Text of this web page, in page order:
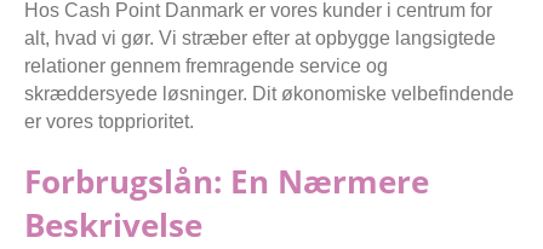
Hos Cash Point Danmark er vores kunder i centrum for
alt, hvad vi gør. Vi stræber efter at opbygge langsigtede
relationer gennem fremragende service og
skræddersyede løsninger. Dit økonomiske velbefindende
er vores topprioritet.
Forbrugslån: En Nærmere
Beskrivelse